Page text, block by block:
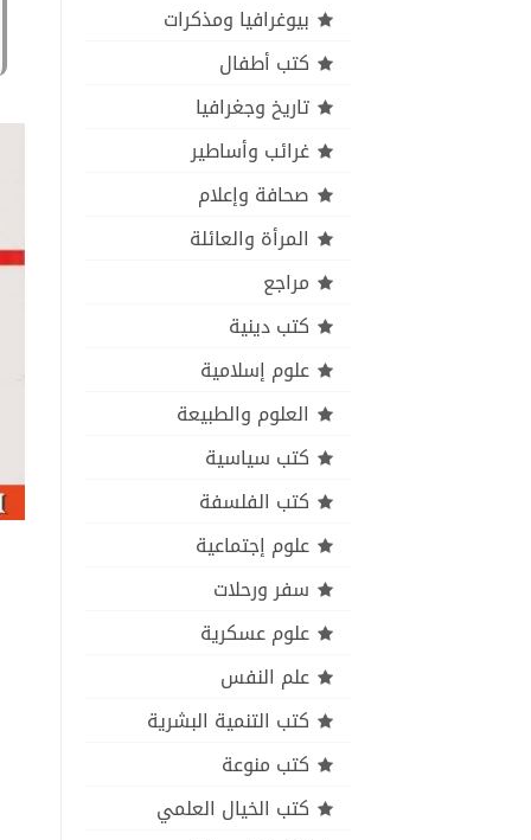
بيوغرافيا ومذكرات
كتب أطفال
تاريخ وجغرافيا
غرائب وأساطير
صحافة وإعلام
المرأة والعائلة
مراجع
كتب دينية
علوم إسلامية
العلوم والطبيعة
كتب سياسية
كتب الفلسفة
علوم إجتماعية
سفر ورحلات
علوم عسكرية
علم النفس
كتب التنمية البشرية
كتب منوعة
كتب الخيال العلمي